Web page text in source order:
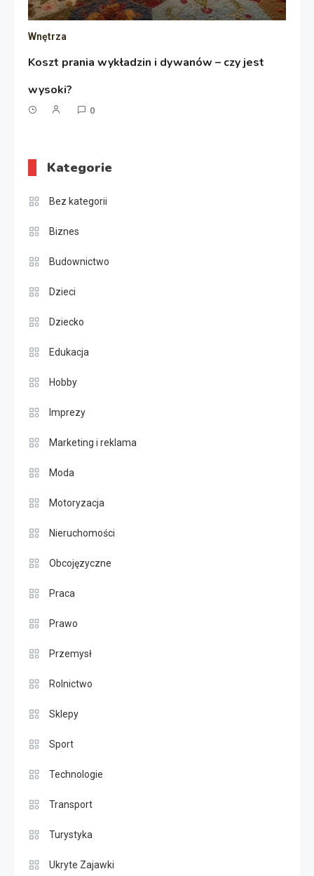
Wnętrza
Koszt prania wykładzin i dywanów – czy jest
wysoki?
0
Kategorie
Bez kategorii
Biznes
Budownictwo
Dzieci
Dziecko
Edukacja
Hobby
Imprezy
Marketing i reklama
Moda
Motoryzacja
Nieruchomości
Obcojęzyczne
Praca
Prawo
Przemysł
Rolnictwo
Sklepy
Sport
Technologie
Transport
Turystyka
Ukryte Zajawki